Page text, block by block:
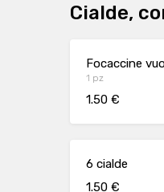
Cialde,
Focaccine
1 pz
1.50 €
6 cialde
1.50 €